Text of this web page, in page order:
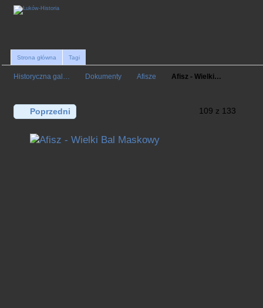
Strona główna Tagi
Historyczna gal… Dokumenty Afisze Afisz - Wielki…
Poprzedni 109 z 133